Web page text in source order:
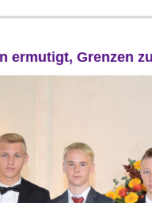
ermutigt, Grenzen